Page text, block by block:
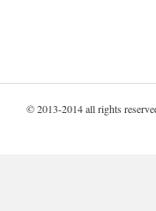
© 2013-2014 all rights